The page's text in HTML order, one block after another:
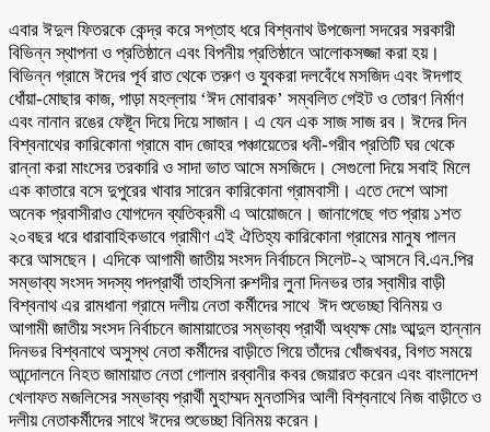
এবার ঈদুল ফিতরকে কেন্দ্র করে সপ্তাহ ধরে বিশ্বনাথ উপজেলা সদরের সরকারী
বিভিন্ন স্থাপনা ও প্রতিষ্ঠানে এবং বিপনীয় প্রতিষ্ঠানে আলোকসজ্জা করা হয়।
বিভিন্ন গ্রামে ঈদের পূর্ব রাত থেকে তরুণ ও যুবকরা দলবেঁধে মসজিদ এবং ঈদগাহ
ধোঁয়া-মোছার কাজ, পাড়া মহল্লায় ‘ঈদ মোবারক’ সম্বলিত গেইট ও তোরণ নির্মাণ
এবং নানান রঙের ফেষ্টূন দিয়ে দিয়ে সাজান। এ যেন এক সাজ সাজ রব। ঈদের দিন
বিশ্বনাথের কারিকোনা গ্রামে বাদ জোহর পঞ্চায়েতের ধনী-গরীব প্রতিটি ঘর থেকে
রান্না করা মাংসের তরকারি ও সাদা ভাত আসে মসজিদে। সেগুলো দিয়ে সবাই মিলে
এক কাতারে বসে দুপুরের খাবার সারেন কারিকোনা গ্রামবাসী। এতে দেশে আসা
অনেক প্রবাসীরাও যোগদেন ব্যতিক্রমী এ আয়োজনে। জানাগেছে গত প্রায় ১শত
২০বছর ধরে ধারাবাহিকভাবে গ্রামীণ এই ঐতিহ্য কারিকোনা গ্রামের মানুষ পালন
করে আসছেন। এদিকে আগামী জাতীয় সংসদ নির্বাচনে সিলেট-২ আসনে বি.এন.পির
সম্ভাব্য সংসদ সদস্য পদপ্রার্থী তাহসিনা রুশদীর লুনা দিনভর তার স্বামীর বাড়ী
বিশ্বনাথ এর রামধানা গ্রামে দলীয় নেতা কর্মীদের সাথে ঈদ শুভেচ্ছা বিনিময় ও
আগামী জাতীয় সংসদ নির্বাচনে জামায়াতের সম্ভাব্য প্রার্থী অধ্যক্ষ মোঃ আব্দুল হান্নান
দিনভর বিশ্বনাথে অসুস্থ নেতা কর্মীদের বাড়ীতে গিয়ে তাঁদের খোঁজখবর, বিগত সময়ে
আন্দোলনে নিহত জামায়াত নেতা গোলাম রব্বানীর কবর জেয়ারত করেন এবং বাংলাদেশ
খেলাফত মজলিসের সম্ভাব্য প্রার্থী মুহাম্মদ মুনতাসির আলী বিশ্বনাথে নিজ বাড়ীতে ও
দলীয় নেতাকর্মীদের সাথে ঈদের শুভেচ্ছা বিনিময় করেন।